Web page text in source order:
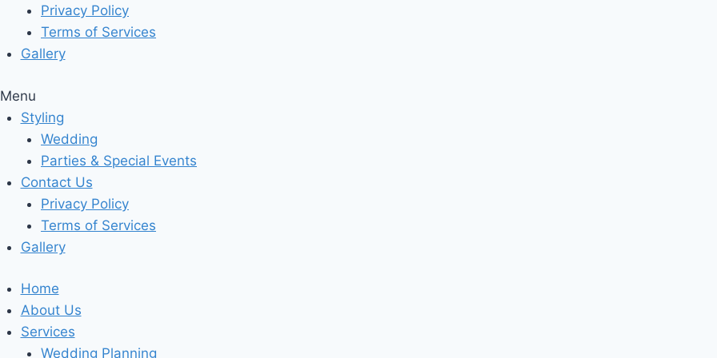
Privacy Policy
Terms of Services
Gallery
Menu
Styling
Wedding
Parties & Special Events
Contact Us
Privacy Policy
Terms of Services
Gallery
Home
About Us
Services
Wedding Planning